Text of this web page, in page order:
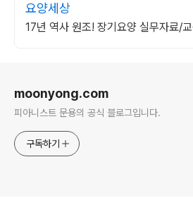
요양세상
17년 역사 원조! 장기요양 실무자료/
moonyong.com
피아니스트 문용의 공식 블로그입니다.
구독하기